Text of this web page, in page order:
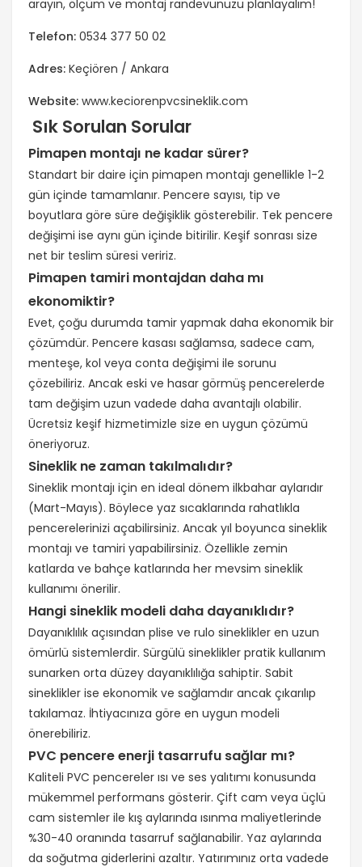
arayın, ölçüm ve montaj randevunuzu planlayalım!
Telefon: 0534 377 50 02
Adres: Keçiören / Ankara
Website: www.keciorenpvcsineklik.com
Sık Sorulan Sorular
Pimapen montajı ne kadar sürer?
Standart bir daire için pimapen montajı genellikle 1-2
gün içinde tamamlanır. Pencere sayısı, tip ve
boyutlara göre süre değişiklik gösterebilir. Tek pencere
değişimi ise aynı gün içinde bitirilir. Keşif sonrası size
net bir teslim süresi veririz.
Pimapen tamiri montajdan daha mı
ekonomiktir?
Evet, çoğu durumda tamir yapmak daha ekonomik bir
çözümdür. Pencere kasası sağlamsa, sadece cam,
menteşe, kol veya conta değişimi ile sorunu
çözebiliriz. Ancak eski ve hasar görmüş pencerelerde
tam değişim uzun vadede daha avantajlı olabilir.
Ücretsiz keşif hizmetimizle size en uygun çözümü
öneriyoruz.
Sineklik ne zaman takılmalıdır?
Sineklik montajı için en ideal dönem ilkbahar aylarıdır
(Mart-Mayıs). Böylece yaz sıcaklarında rahatlıkla
pencerelerinizi açabilirsiniz. Ancak yıl boyunca sineklik
montajı ve tamiri yapabilirsiniz. Özellikle zemin
katlarda ve bahçe katlarında her mevsim sineklik
kullanımı önerilir.
Hangi sineklik modeli daha dayanıklıdır?
Dayanıklılık açısından plise ve rulo sineklikler en uzun
ömürlü sistemlerdir. Sürgülü sineklikler pratik kullanım
sunarken orta düzey dayanıklılığa sahiptir. Sabit
sineklikler ise ekonomik ve sağlamdır ancak çıkarılıp
takılamaz. İhtiyacınıza göre en uygun modeli
önerebiliriz.
PVC pencere enerji tasarrufu sağlar mı?
Kaliteli PVC pencereler ısı ve ses yalıtımı konusunda
mükemmel performans gösterir. Çift cam veya üçlü
cam sistemler ile kış aylarında ısınma maliyetlerinde
%30-40 oranında tasarruf sağlanabilir. Yaz aylarında
da soğutma giderlerini azaltır. Yatırımınız orta vadede